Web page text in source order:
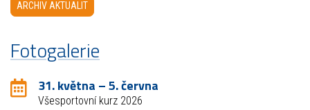
ARCHIV AKTUALIT
Fotogalerie
31. května – 5. června
Všesportovní kurz 2026